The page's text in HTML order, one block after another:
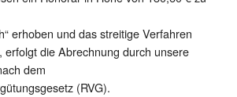
erhoben und das streitige Verfahren
erfolgt die Abrechnung durch unsere
dem
(RVG).